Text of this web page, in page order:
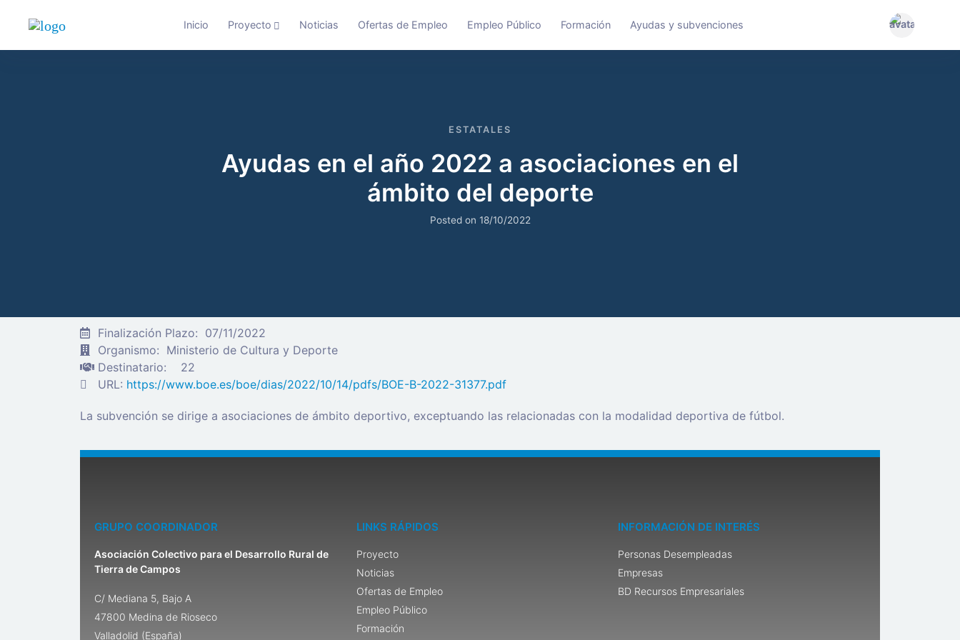
Inicio Proyecto Noticias Ofertas de Empleo Empleo Público Formación Ayudas y subvenciones
ESTATALES
Ayudas en el año 2022 a asociaciones en el
ámbito del deporte
Posted on 18/10/2022
Finalización Plazo: 07/11/2022
Organismo: Ministerio de Cultura y Deporte
Destinatario: 22
URL: https://www.boe.es/boe/dias/2022/10/14/pdfs/BOE-B-2022-31377.pdf
La subvención se dirige a asociaciones de ámbito deportivo, exceptuando las relacionadas con la modalidad deportiva de fútbol.
GRUPO COORDINADOR
Asociación Colectivo para el Desarrollo Rural de
Tierra de Campos
C/ Mediana 5, Bajo A
47800 Medina de Rioseco
Valladolid (España)
LINKS RÁPIDOS
Proyecto
Noticias
Ofertas de Empleo
Empleo Público
Formación
INFORMACIÓN DE INTERÉS
Personas Desempleadas
Empresas
BD Recursos Empresariales